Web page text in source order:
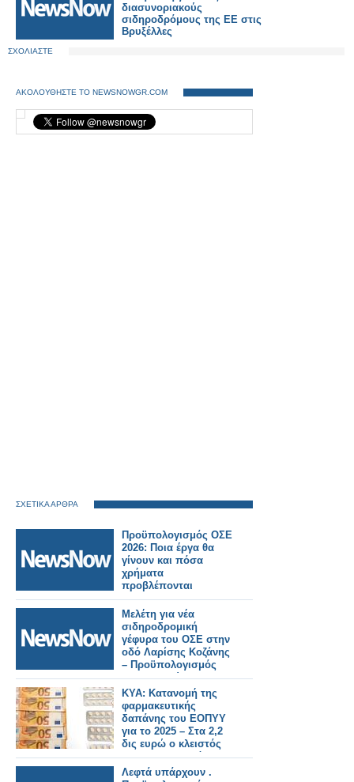
διασυνοριακούς
σιδηροδρόμους της ΕΕ στις
Βρυξέλλες
ΣΧΟΛΙΑΣΤΕ
ΑΚΟΛΟΥΘΗΣΤΕ ΤΟ NEWSNOWGR.COM
ΣΧΕΤΙΚΑ ΑΡΘΡΑ
Προϋπολογισμός ΟΣΕ
2026: Ποια έργα θα
γίνουν και πόσα
χρήματα
προβλέπονται
Μελέτη για νέα
σιδηροδρομική
γέφυρα του ΟΣΕ στην
οδό Λαρίσης Κοζάνης
– Προϋπολογισμός
37.019 ευρώ
ΚΥΑ: Κατανομή της
φαρμακευτικής
δαπάνης του ΕΟΠΥΥ
για το 2025 – Στα 2,2
δις ευρώ ο κλειστός
προϋπολογισμός
Λεφτά υπάρχουν .